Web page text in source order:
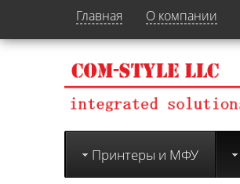
Главная О компании
Принтеры и МФУ